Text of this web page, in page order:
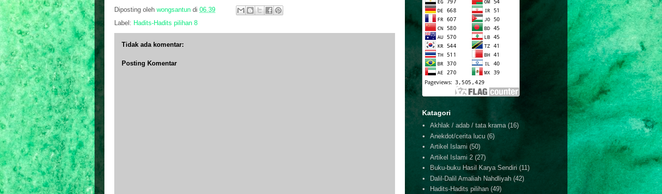
Diposting oleh wongsantun di 06.39
Label: Hadits-Hadits pilihan 8
Tidak ada komentar:
Posting Komentar
Katagori
Akhlak / adab / tata krama (16)
Anekdot/cerita lucu (6)
Artikel Islami (50)
Artikel Islami 2 (27)
Buku-buku Hasil Karya Sendiri (11)
Dalil-Dalil Amaliah Nahdliyah (42)
Hadits-Hadits pilihan (49)